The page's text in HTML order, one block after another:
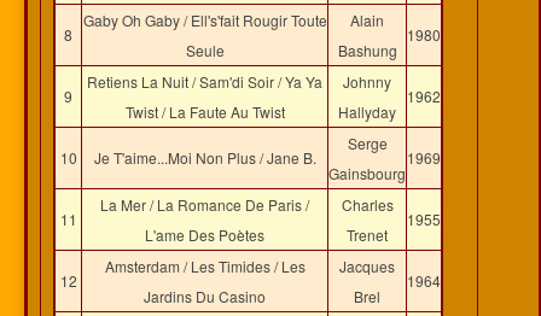
8
Gaby Oh Gaby / Ell's'fait Rougir Toute
Seule
Alain
Bashung
1980
9
Retiens La Nuit / Sam'di Soir / Ya Ya
Twist / La Faute Au Twist
Johnny
Hallyday
1962
10 Je T'aime...Moi Non Plus / Jane B.
Serge
Gainsbourg
1969
11
La Mer / La Romance De Paris /
L'ame Des Poètes
Charles
Trenet
1955
12
Amsterdam / Les Timides / Les
Jardins Du Casino
Jacques
Brel
1964